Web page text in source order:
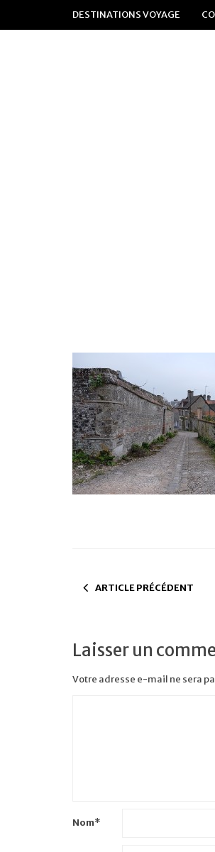
DESTINATIONS VOYAGE
ARTICLE PRÉCÉDENT
Laisser un
Votre adresse e-mail ne sera
Nom*